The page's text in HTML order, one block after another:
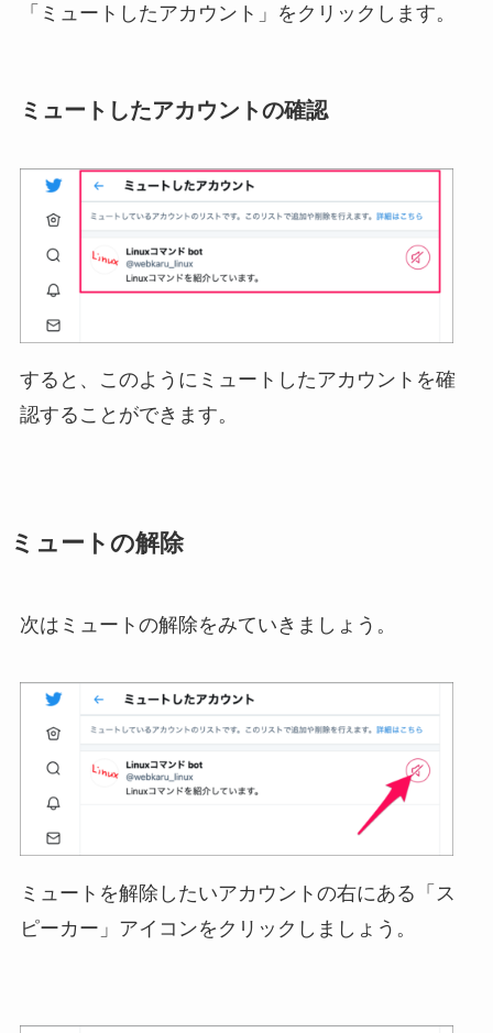
「ミュートしたアカウント」をクリックします。
ミュートしたアカウントの確認
すると、このようにミュートしたアカウントを確
認することができます。
ミュートの解除
次はミュートの解除をみていきましょう。
ミュートを解除したいアカウントの右にある「ス
ピーカー」アイコンをクリックしましょう。